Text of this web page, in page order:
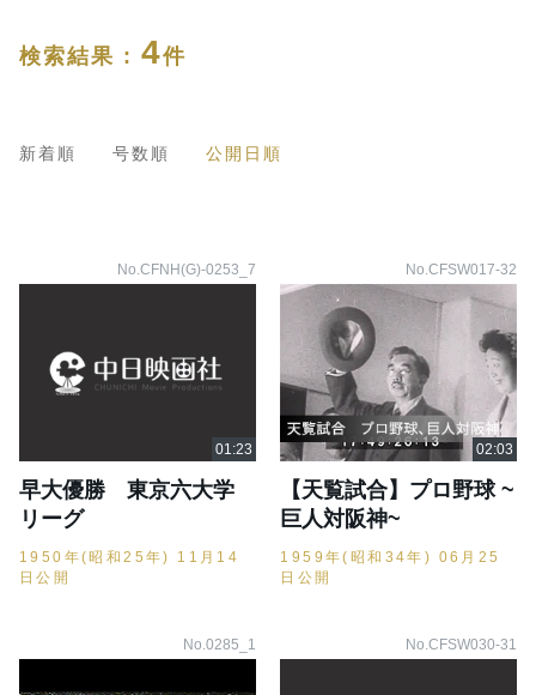
検索結果 : 4件
新着順 号数順 公開日順
No.CFNH(G)-0253_7
早大優勝 東京六大学
リーグ
1950年(昭和25年) 11月14
日公開
No.CFSW017-32
【天覧試合】プロ野球 ~
巨人対阪神~
1959年(昭和34年) 06月25
日公開
No.0285_1 No.CFSW030-31